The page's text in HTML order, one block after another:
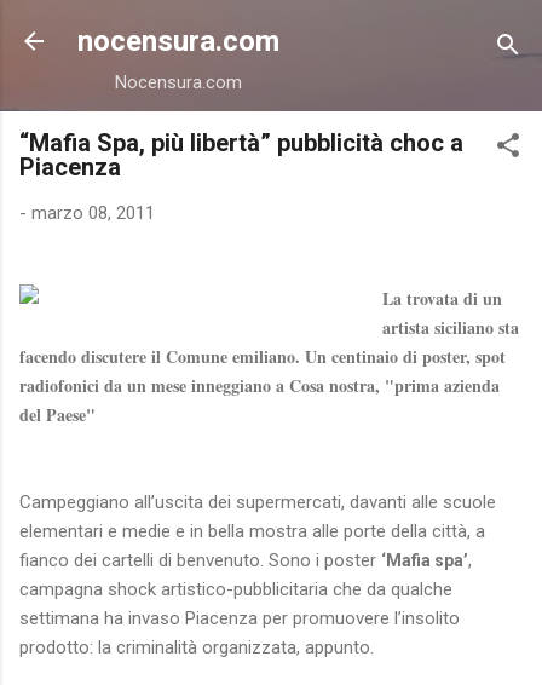
Passa ai contenuti principali
nocensura.com
Nocensura.com
“Mafia Spa, più libertà” pubblicità choc a
Piacenza
- marzo 08, 2011
La trovata di un
artista siciliano sta
facendo discutere il Comune emiliano. Un centinaio di poster, spot
radiofonici da un mese inneggiano a Cosa nostra, "prima azienda
del Paese"
Campeggiano all’uscita dei supermercati, davanti alle scuole
elementari e medie e in bella mostra alle porte della città, a
fianco dei cartelli di benvenuto. Sono i poster ‘Mafia spa’,
campagna shock artistico-pubblicitaria che da qualche
settimana ha invaso Piacenza per promuovere l’insolito
prodotto: la criminalità organizzata, appunto.